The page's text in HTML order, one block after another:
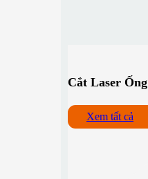
Cắt Laser Ống
Xem tất cả